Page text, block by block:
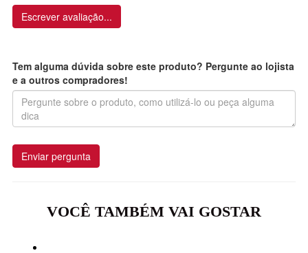
Escrever avaliação...
Tem alguma dúvida sobre este produto? Pergunte ao lojista
e a outros compradores!
Enviar pergunta
VOCÊ TAMBÉM VAI GOSTAR